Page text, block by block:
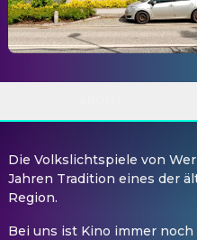
Die Volkslichtspiele von
Jahren Tradition eines der
Region.
Bei uns ist Kino immer